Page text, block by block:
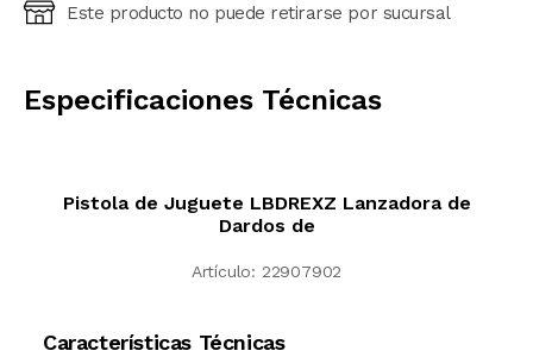
Ingresá código postal (sólo números)
Este producto no puede retirarse por sucursal
Especificaciones Técnicas
Pistola de Juguete LBDREXZ Lanzadora de
Dardos de
Artículo: 22907902
Características Técnicas